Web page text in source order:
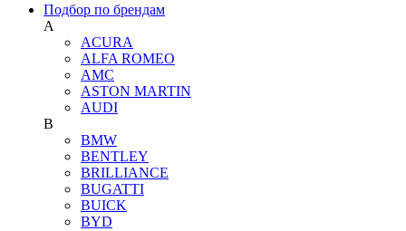
Подбор по брендам
A
ACURA
ALFA ROMEO
AMC
ASTON MARTIN
AUDI
B
BMW
BENTLEY
BRILLIANCE
BUGATTI
BUICK
BYD